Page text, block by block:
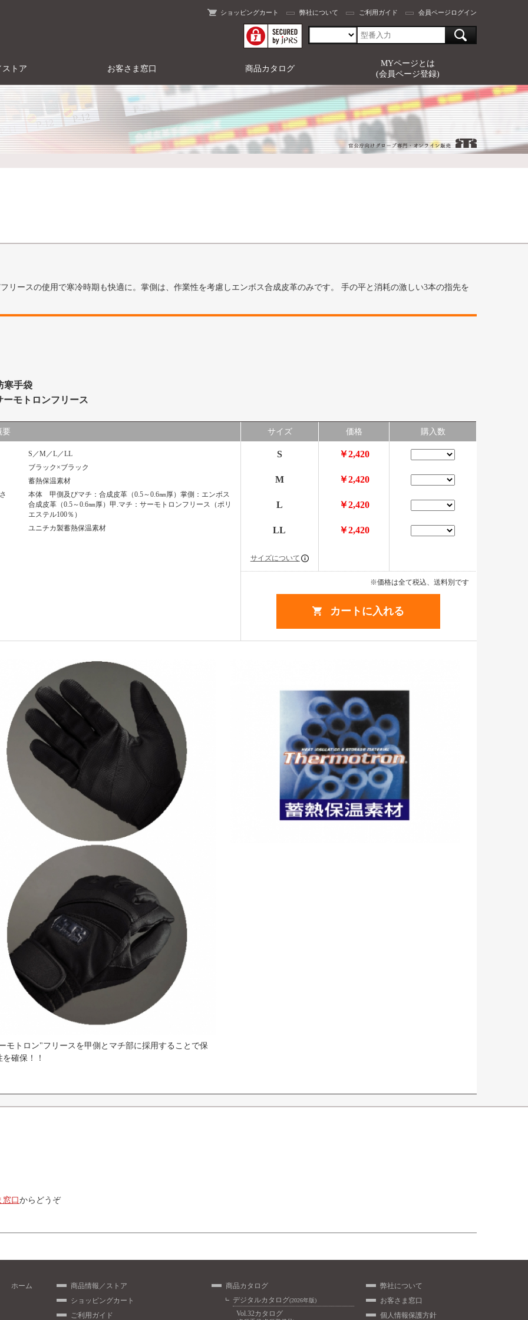
ショッピングカート 弊社について ご利用ガイド 会員ページログイン
ストア お客さま窓口 商品カタログ
MYページとは
(会員ページ登録)
リースの使用で寒冷時期も快適に。掌側は、作業性を考慮しエンボス合成皮革のみです。 手の平と消耗の激しい3本の指先を
寒手袋
ーモトロンフリース
要
S／M／L／LL
ブラック×ブラック
蓄熱保温素材
本体 甲側及びマチ：合成皮革（0.5～0.6㎜厚）掌側：エンボス
合成皮革（0.5～0.6㎜厚）甲.マチ：サーモトロンフリース（ポリ
エステル100％）
ユニチカ製蓄熱保温素材
サイズ 価格 購入数
S ￥2,420
M ￥2,420
L ￥2,420
LL ￥2,420
サイズについて
※価格は全て税込、送料別です
カートに入れる
モトロン"フリースを甲側とマチ部に採用することで保
を確保！！
窓口 からどうぞ
ホーム
商品情報／ストア
ショッピングカート
ご利用ガイド
商品カタログ
デジタルカタログ(2026年版)
Vol.32カタログ
弊社について
お客さま窓口
個人情報保護方針